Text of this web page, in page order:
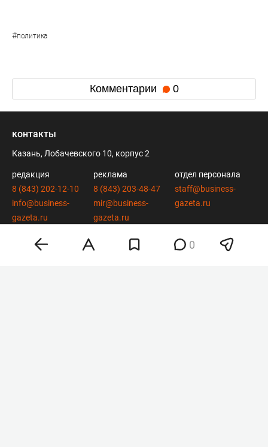
#политика
Комментарии 0
0
контакты
Казань, Лобачевского 10, корпус 2
редакция
8 (843) 202-12-10
info@business-
gazeta.ru
реклама
8 (843) 203-48-47
mir@business-
gazeta.ru
отдел персонала
staff@business-
gazeta.ru